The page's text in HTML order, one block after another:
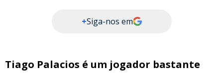
+Siga-nos em
Tiago Palacios é um jogador bastante